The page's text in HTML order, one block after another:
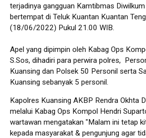
terjadinya gangguan Kamtibmas
bertempat di Teluk Kuantan Kuantan
(18/06/2022) Pukul 21.00 WIB.
Apel yang dipimpin oleh Kabag Ops
S.Sos, dihadiri para perwira polres,
Kuansing dan Polsek 50 Personil serta
Kuansing sebanyak 5 personil.
Kapolres Kuansing AKBP Rendra Okhta
melalui Kabag Ops Kompol Hendri
wartawan mengatakan "Malam ini tetap
kepada masyarakat & pengunjung agar